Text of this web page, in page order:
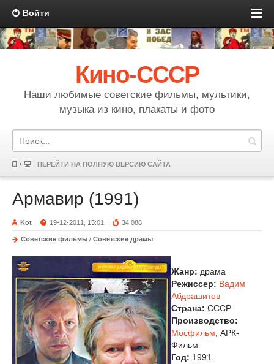
Войти
Кино-СССР
Наши любимые советские фильмы, мультики,
музыка из кино, плакаты и фото
ПЕРЕЙТИ НА ПОЛНУЮ ВЕРСИЮ САЙТА
Армавир (1991)
Kot 19-12-2011, 15:01 34 088
Советские фильмы / Советские драмы
Жанр: драма
Режиссер: Вадим
Абдрашитов
Страна: СССР
Производство:
Мосфильм , АРК-
Фильм
Год: 1991